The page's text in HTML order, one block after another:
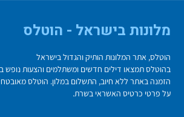
מלונות בישראל - הוטלס
הוטלס, אתר המלונות הותיק והגדול בישראל
בהוטלס תמצאו דילים חדשים ומשתלמים והצעות נופש
על פרטי כרטיס האשראי בשרת.